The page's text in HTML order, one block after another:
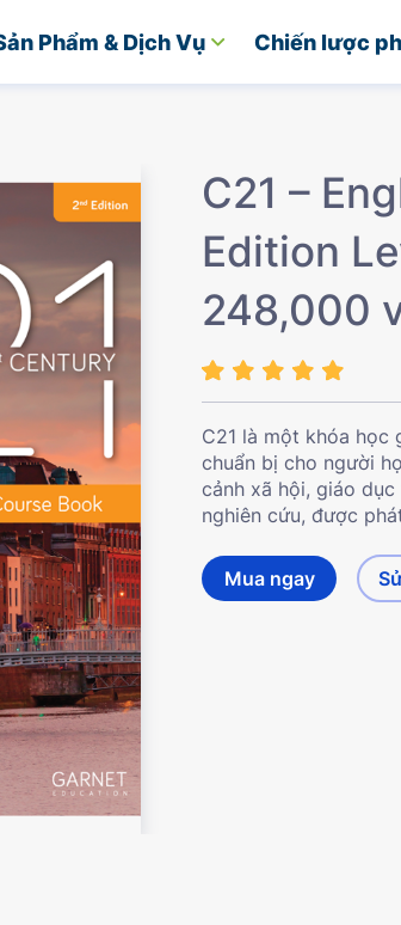
Phẩm & Dịch Vụ Chiến lược
C21 –
Edition
248,000
C21 là một khóa học
chuẩn bị cho người
cảnh xã hội, giáo
nghiên cứu, được
Mua ngay